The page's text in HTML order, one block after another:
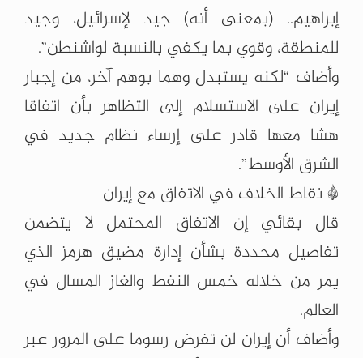
إبراهيم.. (بمعنى أنه) جيد لإسرائيل، وجيد
للمنطقة، وقوي بما يكفي بالنسبة لواشنطن”.
وأضاف “لكنه يستبدل وهما بوهم آخر، من إجبار
إيران على الاستسلام إلى التظاهر بأن اتفاقا
هشا معها قادر على إرساء نظام جديد في
الشرق الأوسط”.
* نقاط الخلاف في الاتفاق مع إيران
قال بقائي إن الاتفاق المحتمل لا يتضمن
تفاصيل محددة بشأن إدارة مضيق هرمز الذي
يمر من خلاله خمس النفط والغاز المسال في
العالم.
وأضاف أن إيران لن تفرض رسوما على المرور عبر